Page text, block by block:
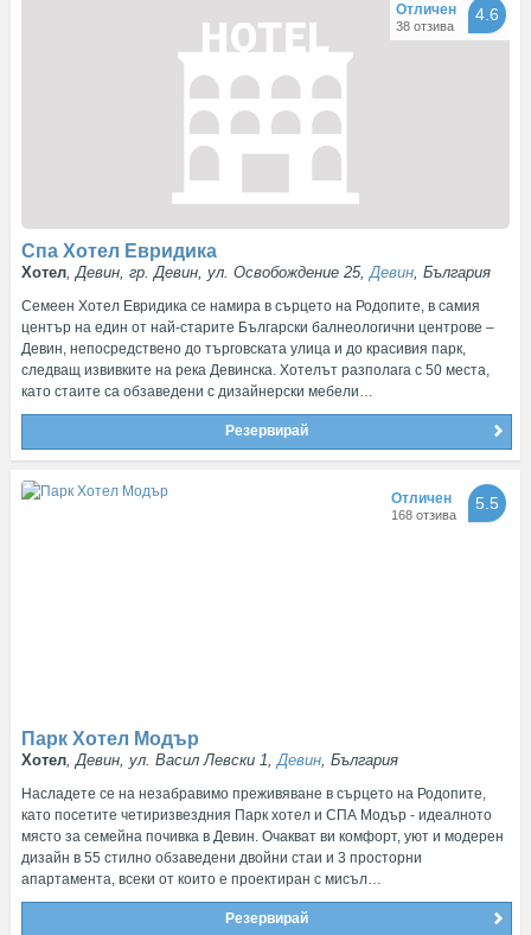
Спа Хотел Евридика
Хотел, Девин, гр. Девин, ул. Освобождение 25, Девин, България
Отличен
38 отзива
4.6
Семеен Хотел Евридика се намира в сърцето на Родопите, в самия
център на един от най-старите Български балнеологични центрове –
Девин, непосредствено до търговската улица и до красивия парк,
следващ извивките на река Девинска. Хотелът разполага с 50 места,
като стаите са обзаведени с дизайнерски мебели…
Резервирай
Парк Хотел Модър
Хотел, Девин, ул. Васил Левски 1,Девин, България
Отличен
168 отзива
5.5
Насладете се на незабравимо преживяване в сърцето на Родопите,
като посетите четиризвездния Парк хотел и СПА Модър - идеалното
място за семейна почивка в Девин. Очакват ви комфорт, уют и модерен
дизайн в 55 стилно обзаведени двойни стаи и 3 просторни
апартамента, всеки от които е проектиран с мисъл…
Резервирай